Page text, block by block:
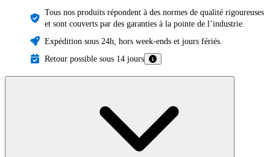
Tous nos produits répondent à des normes de qualité rigoureuses
et sont couverts par des garanties à la pointe de l’industrie.
Expédition sous 24h, hors week-ends et jours fériés.
Retour possible sous 14 jours